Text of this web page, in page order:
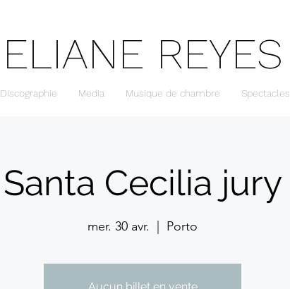
ELIANE REYES
Discographie Media Musique de chambre Spectacles
Santa Cecilia jury
mer. 30 avr. Porto